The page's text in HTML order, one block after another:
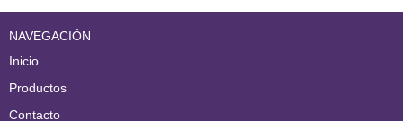
NAVEGACIÓN
Inicio
Productos
Contacto